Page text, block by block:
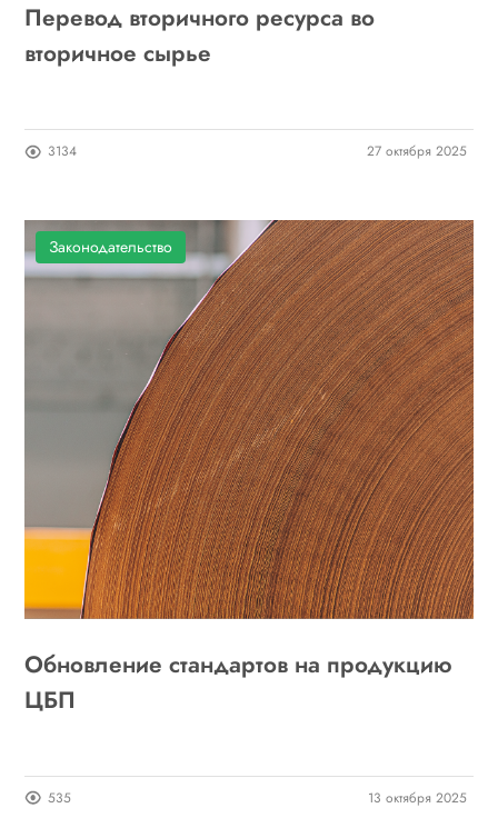
Перевод вторичного ресурса во
вторичное сырье
3134 27 октября 2025
Законодательство
Обновление стандартов на продукцию
ЦБП
535 13 октября 2025